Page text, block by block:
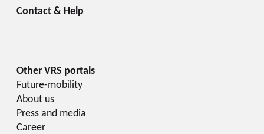
Future-mobility
About us
Press and media
Career